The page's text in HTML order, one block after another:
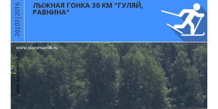
26|03|2016 ЛЫЖНАЯ ГОНКА 30 КМ "ГУЛЯЙ,
РАВНИНА"